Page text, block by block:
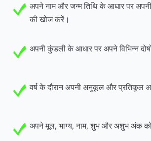
अपने नाम और जन्म तिथि के आधार पर
की खोज करें।
अपनी कुंडली के आधार पर अपने विभिन्न
वर्ष के दौरान अपनी अनुकूल और प्रतिकूल
अपने मूल, भाग्य, नाम, शुभ और अशुभ अंक